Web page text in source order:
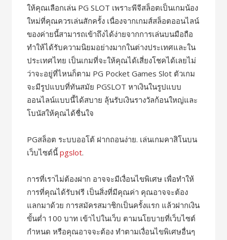
ให้คุณเลือกเล่น PG SLOT เพราะพีจีสล็อตเป็นเกมน้อง
ใหม่ที่คุณควรเล่นสักครั้ง เนื่องจากเกมส์สล็อตออนไลน์
ของค่ายนี้สามารถเข้าถึงได้ง่ายจากการเล่นบนมือถือ
ทำให้ได้รับความนิยมอย่างมากในต่างประเทศและใน
ประเทศไทย เป็นเกมที่จะให้คุณได้เสี่ยงโชคได้เลยไม่
ว่าจะอยู่ที่ไหนก็ตาม PG Pocket Games Slot ตัวเกม
จะมีรูปแบบที่ทันสมัย PGSLOT หาเงินในรูปแบบ
ออนไลน์แบบนี้ได้สบาย ลุ้นรับเงินรางวัลก้อนใหญ่และ
โบนัสให้คุณได้ชื่นใจ
PGสล็อต ระบบออโต้ ฝากถอนง่าย. เล่นเกมคาสิโนบน
เว็บไซต์นี้pgslot.
การที่เราไม่ต้องฝาก อาจจะมีเงื่อนไขพิเศษ เพื่อทำให้
การที่คุณได้รับฟรี เป็นสิ่งที่มีคุณค่า คุณอาจจะต้อง
แลกมาด้วย การสมัครสมาชิกเป็นครั้งแรก แล้วฝากเงิน
ขั้นต่ำ 100 บาท เข้าไปในเว็บ ตามนโยบายที่เว็บไซต์
กำหนด หรือคุณอาจจะต้อง ทำตามเงื่อนไขพิเศษอื่นๆ